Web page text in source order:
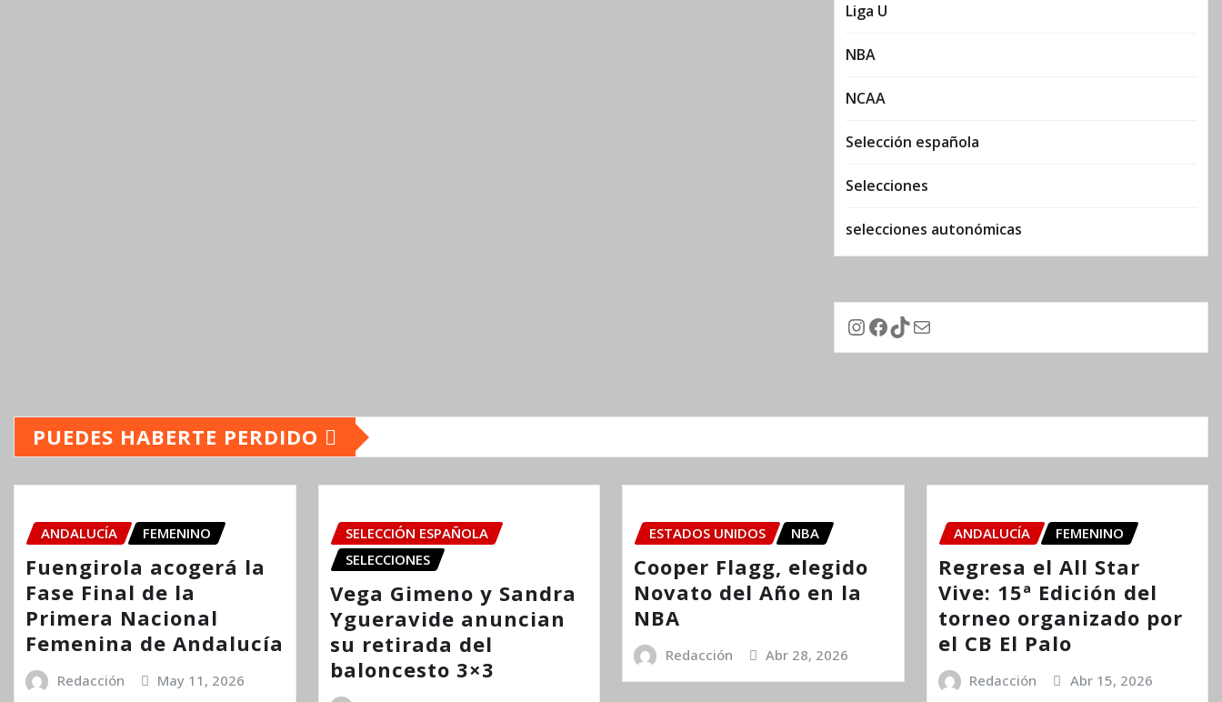
Liga U
NBA
NCAA
Selección española
Selecciones
selecciones autonómicas
Instagram
Facebook
TikTok
Correo electrónico
PUEDES HABERTE PERDIDO
ANDALUCÍA FEMENINO
Fuengirola acogerá la
Fase Final de la
Primera Nacional
Femenina de Andalucía
Redacción May 11, 2026
SELECCIÓN ESPAÑOLA
SELECCIONES
Vega Gimeno y Sandra
Ygueravide anuncian
su retirada del
baloncesto 3×3
ESTADOS UNIDOS NBA
Cooper Flagg, elegido
Novato del Año en la
NBA
Redacción Abr 28, 2026
ANDALUCÍA FEMENINO
Regresa el All Star
Vive: 15ª Edición del
torneo organizado por
el CB El Palo
Redacción Abr 15, 2026